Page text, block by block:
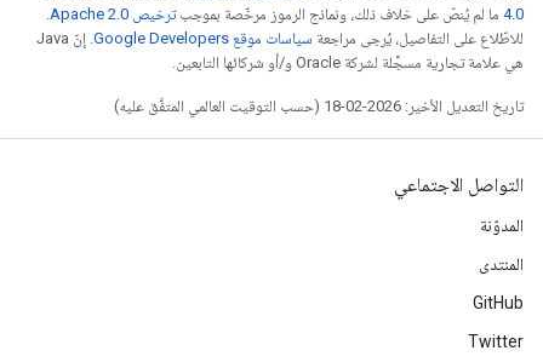
4.0‏ ما لم يُنصّ على خلاف ذلك، ونماذج الرموز مرخّصة بموجبترخيص Apache 2.0‏
.
للاطّلاع على التفاصيل، يُرجى مراجعة سياسات موقع Google Developers‏
. إنّ Java
هي علامة تجارية مسجَّلة لشركة Oracle و/أو شركائها التابعين.
تاريخ التعديل الأخير: 2026-02-18 (حسب التوقيت العالمي المتفَّق عليه)
التواصل الاجتماعي
المدوّنة
المنتدى
GitHub
Twitter